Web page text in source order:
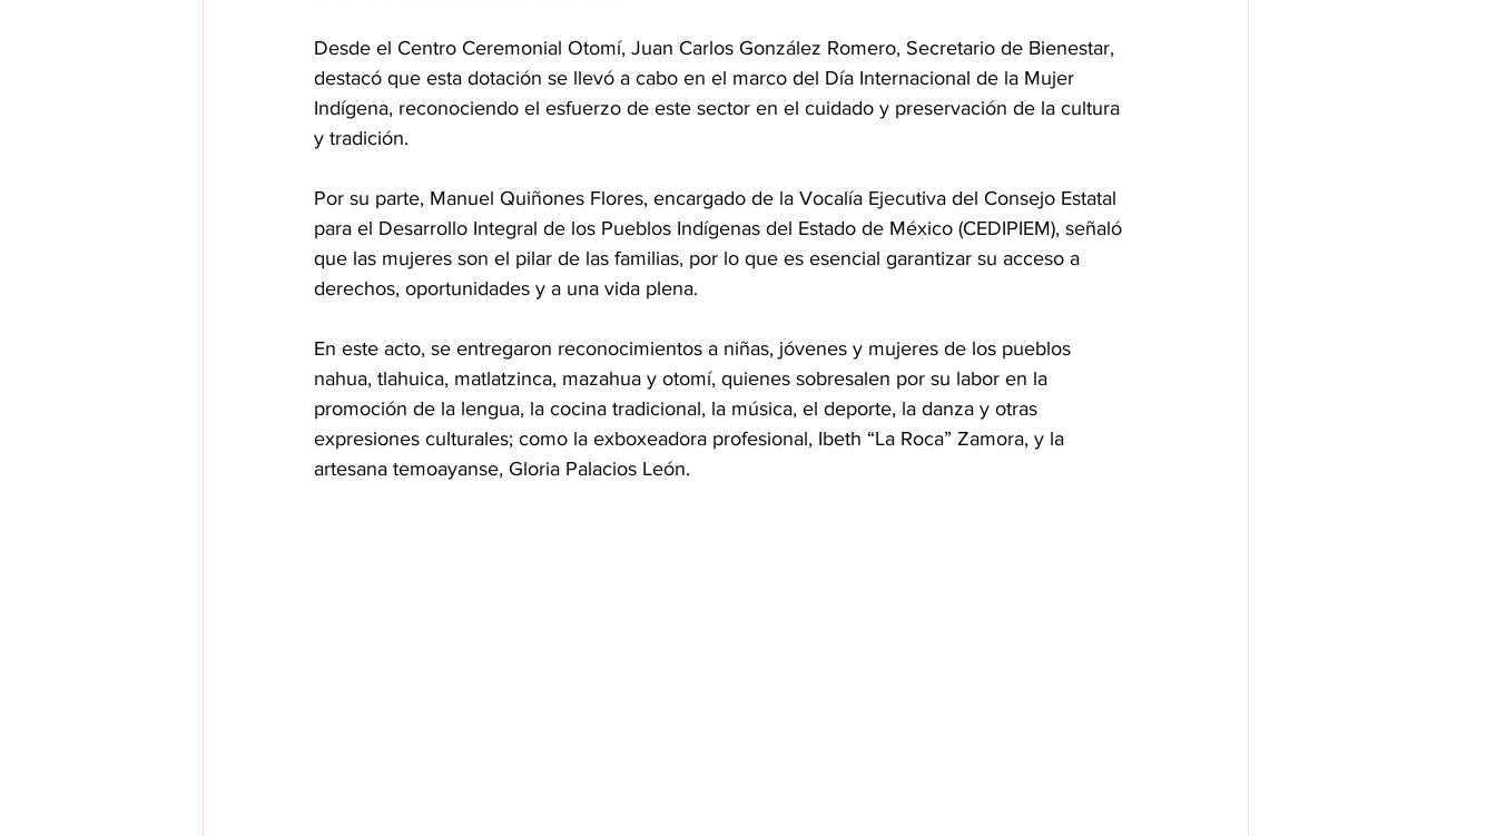
Desde el Centro Ceremonial Otomí, Juan Carlos González Romero, Secretario de Bienestar,
destacó que esta dotación se llevó a cabo en el marco del Día Internacional de la Mujer
Indígena, reconociendo el esfuerzo de este sector en el cuidado y preservación de la cultura
y tradición.
Por su parte, Manuel Quiñones Flores, encargado de la Vocalía Ejecutiva del Consejo Estatal
para el Desarrollo Integral de los Pueblos Indígenas del Estado de México (CEDIPIEM), señaló
que las mujeres son el pilar de las familias, por lo que es esencial garantizar su acceso a
derechos, oportunidades y a una vida plena.
En este acto, se entregaron reconocimientos a niñas, jóvenes y mujeres de los pueblos
nahua, tlahuica, matlatzinca, mazahua y otomí, quienes sobresalen por su labor en la
promoción de la lengua, la cocina tradicional, la música, el deporte, la danza y otras
expresiones culturales; como la exboxeadora profesional, Ibeth “La Roca” Zamora, y la
artesana temoayanse, Gloria Palacios León.